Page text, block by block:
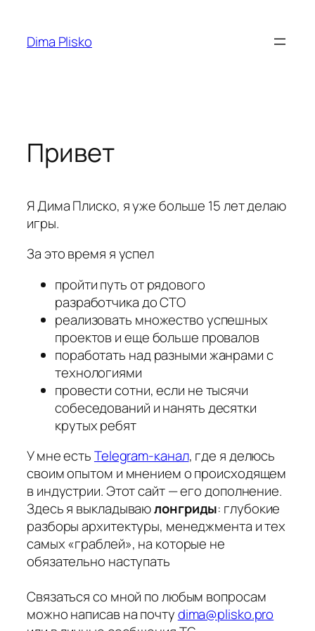
content
Dima Plisko
Привет
Я Дима Плиско, я уже больше 15 лет делаю
игры.
За это время я успел
пройти путь от рядового
разработчика до CTO
реализовать множество успешных
проектов и еще больше провалов
поработать над разными жанрами с
технологиями
провести сотни, если не тысячи
собеседований и нанять десятки
крутых ребят
У мне естьTelegram-канал, где я делюсь
своим опытом и мнением о происходящем
в индустрии. Этот сайт — его дополнение.
Здесь я выкладываюлонгриды: глубокие
разборы архитектуры, менеджмента и тех
самых «граблей», на которые не
обязательно наступать
Связаться со мной по любым вопросам
можно написав на почтуdima@plisko.pro